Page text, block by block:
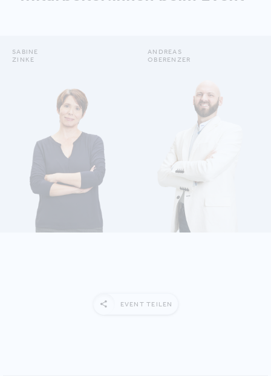
ZINKE SABINE
SABINE
ZINKE
OBERENZER ANDREAS
ANDREAS
OBERENZER
EVENT TEILEN